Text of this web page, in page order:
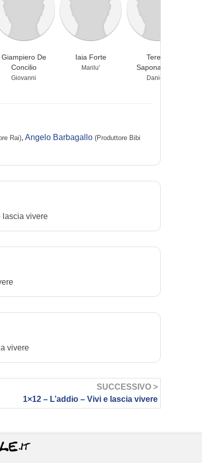
Giampiero De
Concilio
Giovanni
Iaia Forte
Marilu'
Teresa
Saponangelo
Daniela
Rai), Angelo Barbagallo (Produttore Bibi
lascia vivere
vivere
SUCCESSIVO >
1×12 – L’addio – Vivi e lascia vivere